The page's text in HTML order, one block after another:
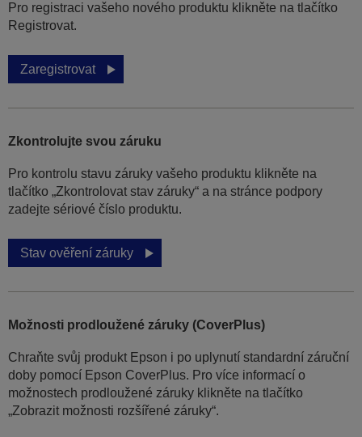
Pro registraci vašeho nového produktu klikněte na tlačítko
Registrovat.
Zaregistrovat
Zkontrolujte svou záruku
Pro kontrolu stavu záruky vašeho produktu klikněte na
tlačítko „Zkontrolovat stav záruky“ a na stránce podpory
zadejte sériové číslo produktu.
Stav ověření záruky
Možnosti prodloužené záruky (CoverPlus)
Chraňte svůj produkt Epson i po uplynutí standardní záruční
doby pomocí Epson CoverPlus. Pro více informací o
možnostech prodloužené záruky klikněte na tlačítko
„Zobrazit možnosti rozšířené záruky“.